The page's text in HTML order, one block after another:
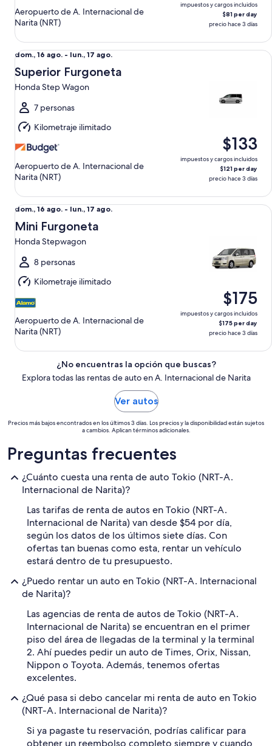
Aeropuerto de A. Internacional de
Narita (NRT)
impuestos y cargos incluidos
$81 per day
precio hace 3 días
Del
dom.,
16
ago.
al
lun.,
17
ago.
dom., 16 ago. - lun., 17 ago.
Superior Furgoneta
Honda Step Wagon
7 personas
Kilometraje ilimitado
Aeropuerto de A. Internacional de
Narita (NRT)
$133
impuestos y cargos incluidos
$121 per day
precio hace 3 días
Superior Furgoneta Honda Step Wagon
Del
dom.,
16
ago.
al
lun.,
17
ago.
dom., 16 ago. - lun., 17 ago.
Mini Furgoneta
Honda Stepwagon
8 personas
Kilometraje ilimitado
Aeropuerto de A. Internacional de
Narita (NRT)
$175
impuestos y cargos incluidos
$175 per day
precio hace 3 días
Mini Furgoneta Honda Stepwagon
¿No encuentras la opción que buscas?
Explora todas las rentas de auto en A. Internacional de Narita
Ver autos
Precios más bajos encontrados en los últimos 3 días. Los precios y la disponibilidad están sujetos
a cambios. Aplican términos adicionales.
Preguntas frecuentes
¿Cuánto cuesta una renta de auto Tokio (NRT-A.
Internacional de Narita)?
Las tarifas de renta de autos en Tokio (NRT-A.
Internacional de Narita) van desde $54 por día,
según los datos de los últimos siete días. Con
ofertas tan buenas como esta, rentar un vehículo
estará dentro de tu presupuesto.
¿Puedo rentar un auto en Tokio (NRT-A. Internacional
de Narita)?
Las agencias de renta de autos de Tokio (NRT-A.
Internacional de Narita) se encuentran en el primer
piso del área de llegadas de la terminal y la terminal
2. Ahí puedes pedir un auto de Times, Orix, Nissan,
Nippon o Toyota. Además, tenemos ofertas
excelentes.
¿Qué pasa si debo cancelar mi renta de auto en Tokio
(NRT-A. Internacional de Narita)?
Si ya pagaste tu reservación, podrías calificar para
obtener un reembolso completo siempre y cuando